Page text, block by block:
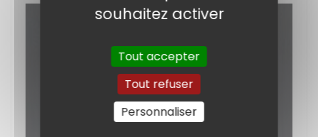
souhaitez activer
Tout accepter
Tout refuser
Personnaliser